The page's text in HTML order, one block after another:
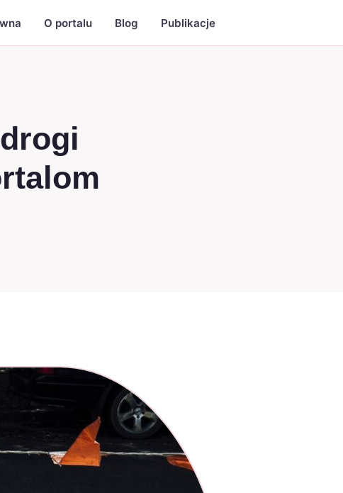
O portalu Blog Publikacje